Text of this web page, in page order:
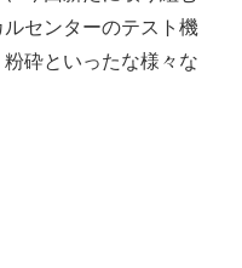
センターのテスト機
砕といったな様々な